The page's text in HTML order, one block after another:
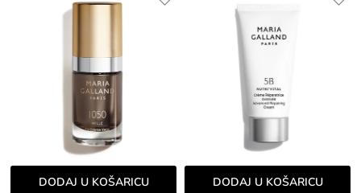
DODAJ U KOŠARICU DODAJ U KOŠARICU